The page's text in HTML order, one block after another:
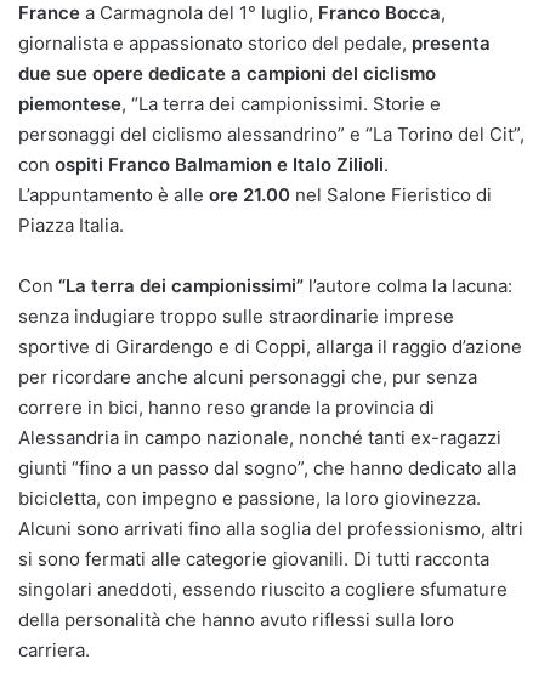
France a Carmagnola del 1° luglio, Franco Bocca,
giornalista e appassionato storico del pedale, presenta
due sue opere dedicate a campioni del ciclismo
piemontese, “La terra dei campionissimi. Storie e
personaggi del ciclismo alessandrino” e “La Torino del Cit”,
con ospiti Franco Balmamion e Italo Zilioli.
L’appuntamento è alle ore 21.00 nel Salone Fieristico di
Piazza Italia.
Con “La terra dei campionissimi” l’autore colma la lacuna:
senza indugiare troppo sulle straordinarie imprese
sportive di Girardengo e di Coppi, allarga il raggio d’azione
per ricordare anche alcuni personaggi che, pur senza
correre in bici, hanno reso grande la provincia di
Alessandria in campo nazionale, nonché tanti ex-ragazzi
giunti “fino a un passo dal sogno”, che hanno dedicato alla
bicicletta, con impegno e passione, la loro giovinezza.
Alcuni sono arrivati fino alla soglia del professionismo, altri
si sono fermati alle categorie giovanili. Di tutti racconta
singolari aneddoti, essendo riuscito a cogliere sfumature
della personalità che hanno avuto riflessi sulla loro
carriera.